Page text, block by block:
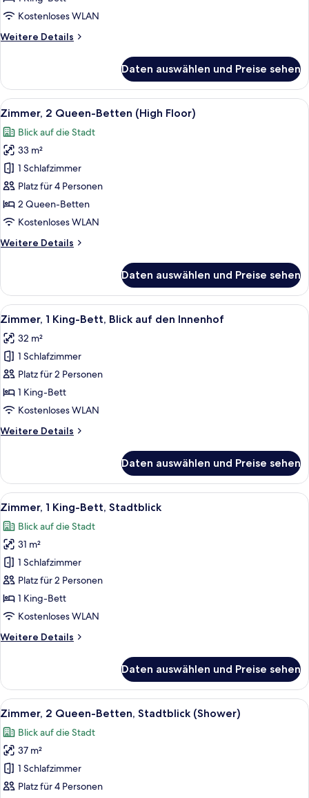
Floor)Kostenloses WLAN
Weitere Details
Weitere
1 King-
Bett
(High
Daten auswählen und Preise sehen
Alle
Fotos
für
Zimmer,
2 Queen-
Betten
(High
Floor)
Ein Hotelzimmer mit zwei Betten,
5
Zimmer, 2 Queen-Betten (High Floor)
Blick auf die Stadt
33 m²
1 Schlafzimmer
Platz für 4 Personen
2 Queen-Betten
Kostenloses WLAN
Weitere Details
Weitere
2 Queen-
Betten
(High
Daten auswählen und Preise sehen
Alle
Fotos
für
Zimmer,
1 King-
Bett,
Blick
den
Ein modernes Hotelzimmer mit
5
Zimmer, 1 King-Bett, Blick auf den Innenhof
32 m²
1 Schlafzimmer
Platz für 2 Personen
1 King-Bett
Kostenloses WLAN
Weitere Details
Weitere
1 King-
Bett,
Blick
den
Innenhof
Daten auswählen und Preise sehen
Alle
Fotos
für
Zimmer,
1 King-
Bett,
Stadtblick
anzeigen
Ein modernes Hotelzimmer mit
4
Zimmer, 1 King-Bett, Stadtblick
Blick auf die Stadt
31 m²
1 Schlafzimmer
Platz für 2 Personen
1 King-Bett
Kostenloses WLAN
Weitere Details
Weitere
1 King-
Bett,
Stadtblick
Daten auswählen und Preise sehen
Alle
Fotos
für
Zimmer,
2 Queen-
Betten,
Ein modernes Hotelzimmer mit zwei
4
Zimmer, 2 Queen-Betten, Stadtblick (Shower)
Blick auf die Stadt
37 m²
1 Schlafzimmer
Platz für 4 Personen